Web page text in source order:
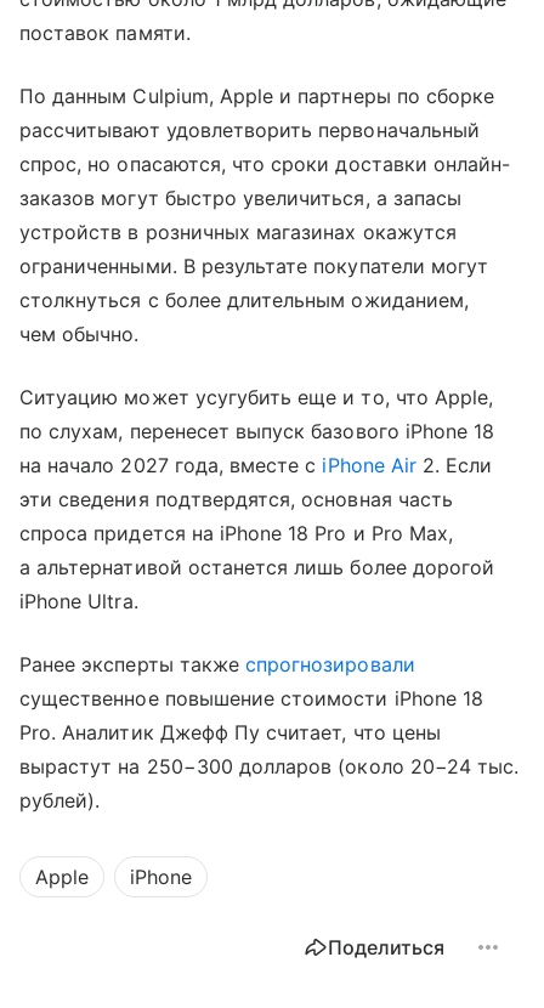
поставок памяти.
По данным Culpium, Apple и партнеры по сборке
рассчитывают удовлетворить первоначальный
спрос, но опасаются, что сроки доставки онлайн-
заказов могут быстро увеличиться, а запасы
устройств в розничных магазинах окажутся
ограниченными. В результате покупатели могут
столкнуться с более длительным ожиданием,
чем обычно.
Ситуацию может усугубить еще и то, что Apple,
по слухам, перенесет выпуск базового iPhone 18
на начало 2027 года, вместе с iPhone Air2. Если
эти сведения подтвердятся, основная часть
спроса придется на iPhone 18 Pro и Pro Max,
а альтернативой останется лишь более дорогой
iPhone Ultra.
Ранее эксперты такжеспрогнозировали
существенное повышение стоимости iPhone 18
Pro. Аналитик Джефф Пу считает, что цены
вырастут на 250−300 долларов (около 20−24 тыс.
рублей).
Apple iPhone
Поделиться